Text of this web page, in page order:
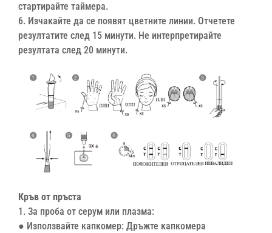
стартирайте таймера.
6. Изчакайте да се появят цветните линии. Отчетете
резултатите след 15 минути. Не интерпретирайте
резултата след 20 минути.
Кръв от пръста
1. За проба от серум или плазма:
● Използвайте капкомер: Дръжте капкомера